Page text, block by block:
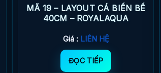
MÃ 19 – LAYOUT CÁ BIỂN BỂ
40CM – ROYALAQUA
Giá : LIÊN HỆ
ĐỌC TIẾP